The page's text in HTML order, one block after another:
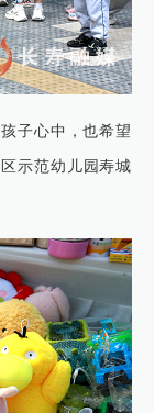
子心中，也希望
示范幼儿园寿城